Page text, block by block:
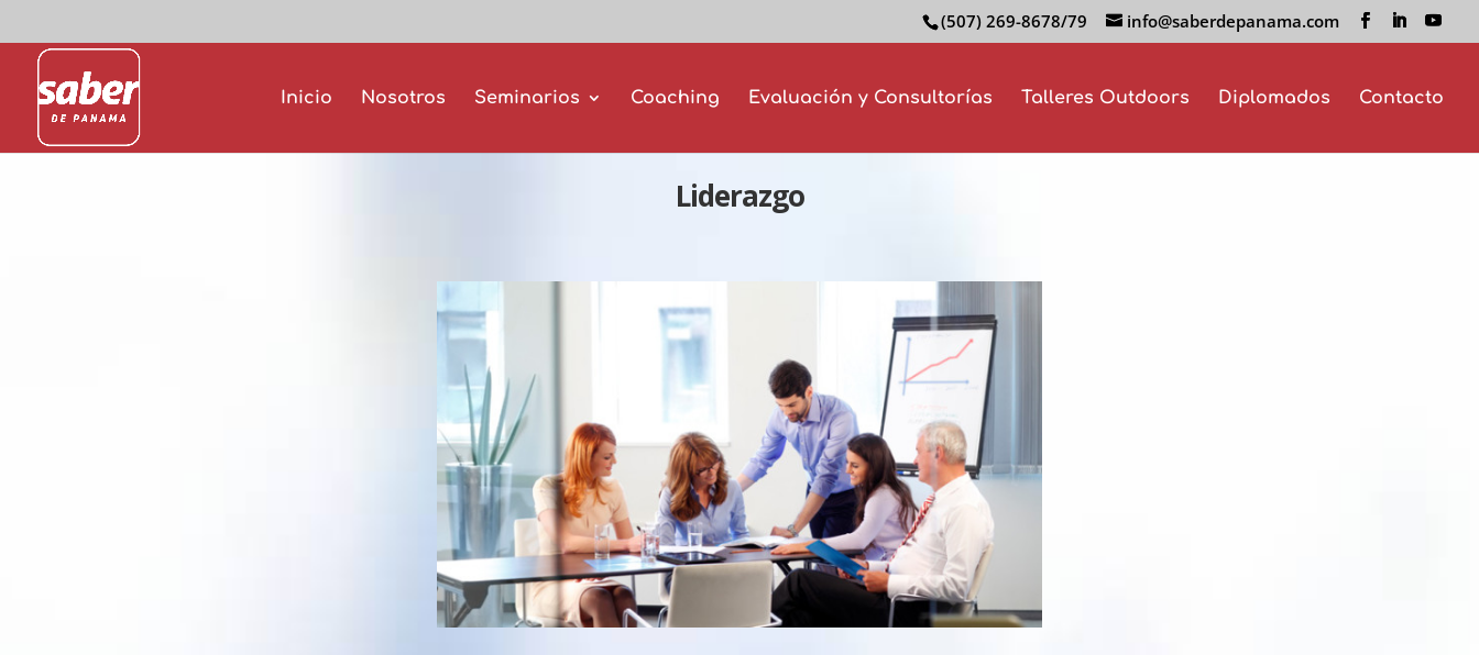
(507) 269-8678/79 info@saberdepanama.com
Inicio Nosotros Seminarios Coaching Evaluación y Consultorías Talleres Outdoors Diplomados Contacto
Liderazgo